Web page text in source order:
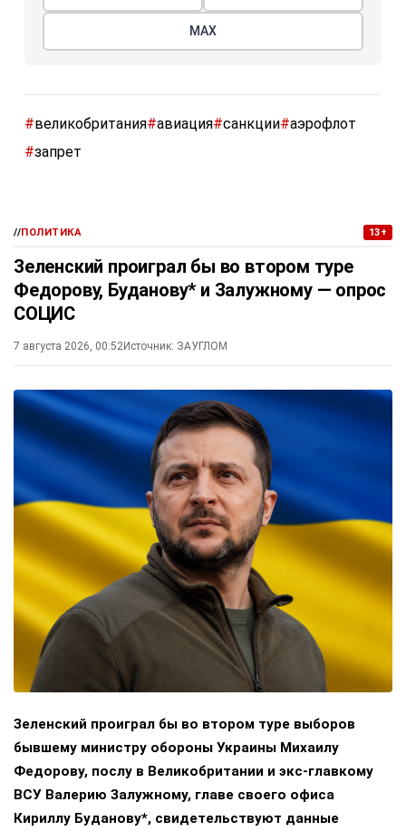
МАХ
#великобритания#авиация#санкции#аэрофлот
#запрет
//ПОЛИТИКА 13+
Зеленский проиграл бы во втором туре
Федорову, Буданову* и Залужному — опрос
СОЦИС
7 августа 2026, 00:52Источник: ЗАУГЛОМ
Зеленский проиграл бы во втором туре выборов
бывшему министру обороны Украины Михаилу
Федорову, послу в Великобритании и экс-главкому
ВСУ Валерию Залужному, главе своего офиса
Кириллу Буданову*, свидетельствуют данные